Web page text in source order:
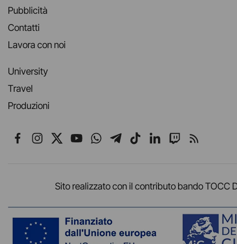
Pubblicità
Contatti
Lavora con noi
University
Travel
Produzioni
Seguici su Facebook
Seguici su Instagram
Seguici su X
Seguici su YouTube
Seguici su WhatsApp
Seguici su Telegram
Seguici su TikTok
Seguici su
Seguici su
Seguici
Sito realizzato con il contributo bando TOCC